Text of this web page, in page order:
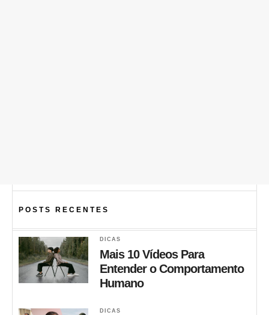
POSTS RECENTES
DICAS
Mais 10 Vídeos Para
Entender o Comportamento
Humano
DICAS